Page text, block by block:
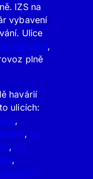
IZS na
vybavení
Ulice
,
plně
havárií
ulicích:
,
, Na
, Do
,